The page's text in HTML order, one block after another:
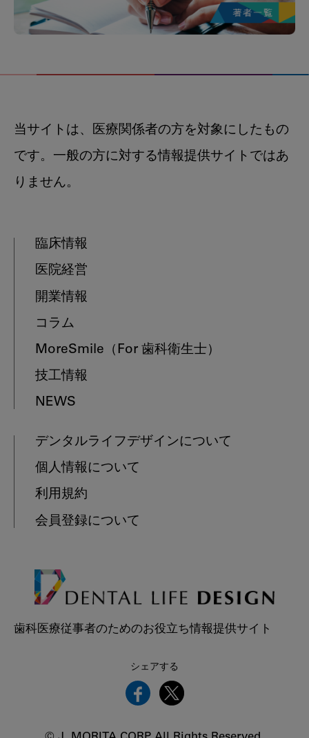
当サイトは、医療関係者の方を対象にしたもの
です。一般の方に対する情報提供サイトではあ
りません。
臨床情報
医院経営
開業情報
コラム
MoreSmile （For 歯科衛生士）
技工情報
NEWS
デンタルライフデザインについて
個人情報について
利用規約
会員登録について
歯科医療従事者のためのお役立ち情報提供サイト
シェアする